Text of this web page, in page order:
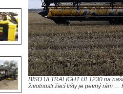
BISO ULTRALIGHT UL1230 na
životnosti žací lišty je pevný rám …